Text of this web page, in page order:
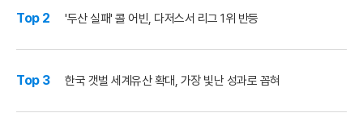
Top 2 '두산 실패' 콜 어빈, 다저스서 리그 1위 반등
Top 3 한국 갯벌 세계유산 확대, 가장 빛난 성과로 꼽혀